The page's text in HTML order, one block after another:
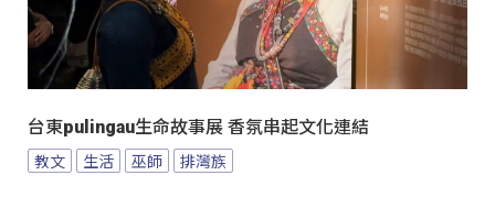
台東pulingau生命故事展 香氛串起文化連結
教文 生活 巫師 排灣族